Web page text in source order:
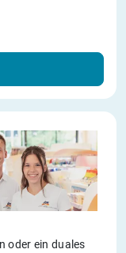
oder ein duales